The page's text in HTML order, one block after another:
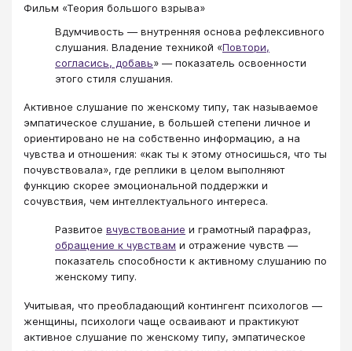
Фильм «Теория большого взрыва»
Вдумчивость — внутренняя основа рефлексивного
слушания. Владение техникой «Повтори,
согласись, добавь» — показатель освоенности
этого стиля слушания.
Активное слушание по женскому типу, так называемое
эмпатическое слушание, в большей степени личное и
ориентировано не на собственно информацию, а на
чувства и отношения: «как ты к этому относишься, что ты
почувствовала», где реплики в целом выполняют
функцию скорее эмоциональной поддержки и
сочувствия, чем интеллектуального интереса.
Развитое вчувствование и грамотный парафраз,
обращение к чувствам и отражение чувств —
показатель способности к активному слушанию по
женскому типу.
Учитывая, что преобладающий контингент психологов —
женщины, психологи чаще осваивают и практикуют
активное слушание по женскому типу, эмпатическое